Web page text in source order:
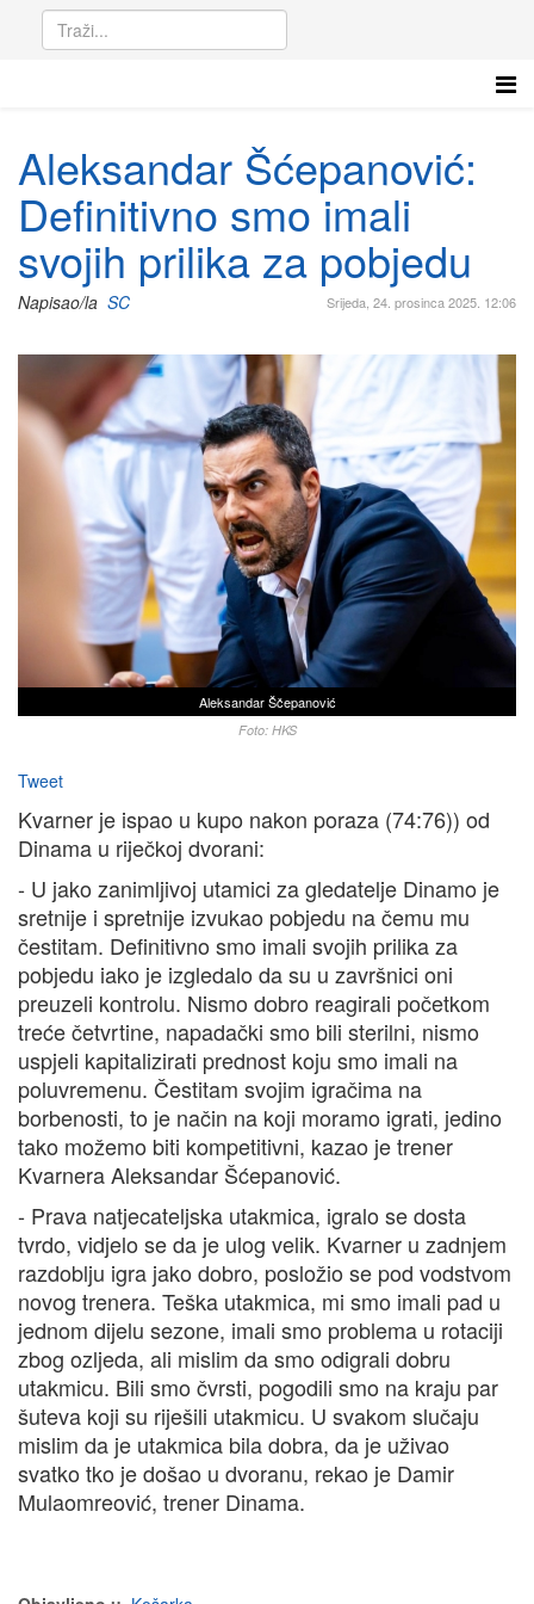
Aleksandar Šćepanović:
Definitivno smo imali
svojih prilika za pobjedu
Srijeda, 24. prosinca 2025. 12:06
Napisao/la SC
Aleksandar Ščepanović
Foto: HKS
Tweet
Kvarner je ispao u kupo nakon poraza (74:76)) od
Dinama u riječkoj dvorani:
- U jako zanimljivoj utamici za gledatelje Dinamo je
sretnije i spretnije izvukao pobjedu na čemu mu
čestitam. Definitivno smo imali svojih prilika za
pobjedu iako je izgledalo da su u završnici oni
preuzeli kontrolu. Nismo dobro reagirali početkom
treće četvrtine, napadački smo bili sterilni, nismo
uspjeli kapitalizirati prednost koju smo imali na
poluvremenu. Čestitam svojim igračima na
borbenosti, to je način na koji moramo igrati, jedino
tako možemo biti kompetitivni, kazao je trener
Kvarnera Aleksandar Šćepanović.
- Prava natjecateljska utakmica, igralo se dosta
tvrdo, vidjelo se da je ulog velik. Kvarner u zadnjem
razdoblju igra jako dobro, posložio se pod vodstvom
novog trenera. Teška utakmica, mi smo imali pad u
jednom dijelu sezone, imali smo problema u rotaciji
zbog ozljeda, ali mislim da smo odigrali dobru
utakmicu. Bili smo čvrsti, pogodili smo na kraju par
šuteva koji su riješili utakmicu. U svakom slučaju
mislim da je utakmica bila dobra, da je uživao
svatko tko je došao u dvoranu, rekao je Damir
Mulaomreović, trener Dinama.